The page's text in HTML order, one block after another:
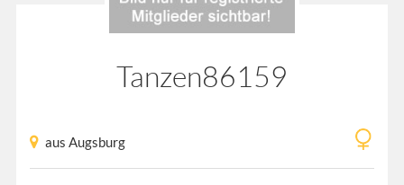
Tanzen86159
aus Augsburg